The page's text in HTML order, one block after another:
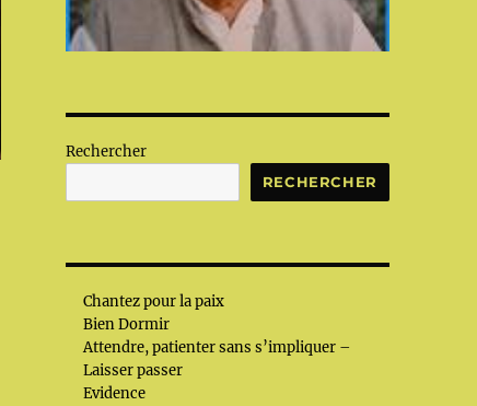
Rechercher
RECHERCHER
Chantez pour la paix
Bien Dormir
Attendre, patienter sans s’impliquer –
Laisser passer
Evidence